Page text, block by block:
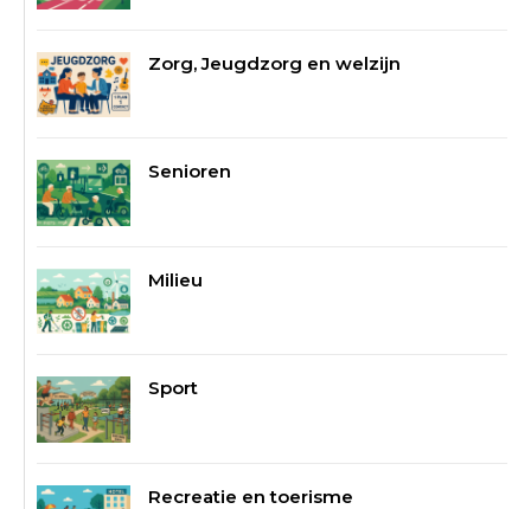
Zorg, Jeugdzorg en welzijn
Senioren
Milieu
Sport
Recreatie en toerisme